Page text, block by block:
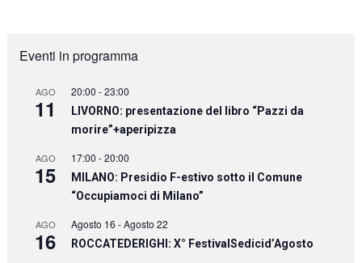
Eventi in programma
AGO
11
20:00 -23:00
LIVORNO: presentazione del libro “Pazzi da
morire”+aperipizza
AGO
15
17:00 -20:00
MILANO: Presidio F-estivo sotto il Comune
“Occupiamoci di Milano”
AGO
16
Agosto 16 -Agosto 22
ROCCATEDERIGHI: X° FestivalSedicid’Agosto